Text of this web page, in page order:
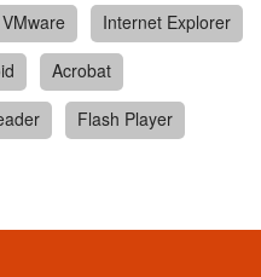
VMware
Internet Explorer
Acrobat
Flash Player